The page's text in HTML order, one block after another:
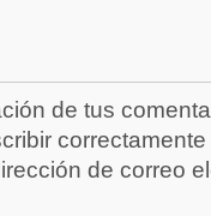
de tus
de correo